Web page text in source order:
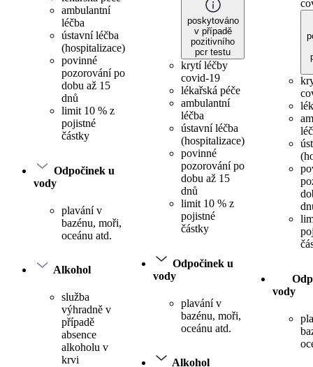
ambulantní
léčba
ústavní léčba
(hospitalizace)
povinné
pozorování po
dobu až 15
dnů
limit 10 % z
pojistné
částky
Odpočinek u
vody
plavání v
bazénu, moři,
oceánu atd.
Alkohol
služba
výhradně v
případě
absence
alkoholu v
krvi
poskytováno
v případě
pozitivního
pcr testu
krytí léčby
covid-19
lékařská péče
ambulantní
léčba
ústavní léčba
(hospitalizace)
povinné
pozorování po
dobu až 15
dnů
limit 10 % z
pojistné
částky
Odpočinek u
vody
plavání v
bazénu, moři,
oceánu atd.
Alkohol
vody